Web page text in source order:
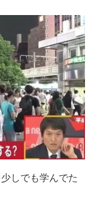
しでも学んでた